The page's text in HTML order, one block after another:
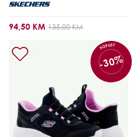
94,50 KM 135,00 KM
POPUST
-30%